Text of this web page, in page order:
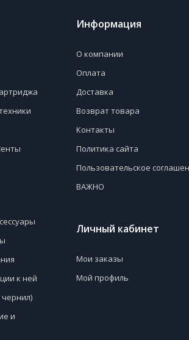
к ней
и
Информация
О компании
Оплата
Доставка
Возврат товара
Контакты
Политика сайта
Пользовательское
ВАЖНО
Личный кабинет
Мои заказы
Мой профиль